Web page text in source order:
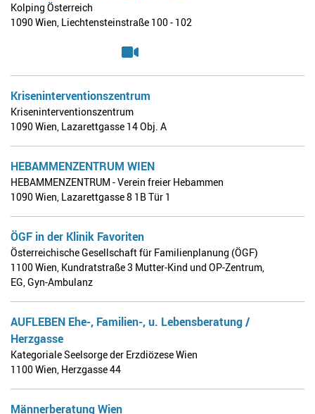
Kolping Österreich
1090 Wien, Liechtensteinstraße 100 - 102
Kriseninterventionszentrum
Kriseninterventionszentrum
1090 Wien, Lazarettgasse 14 Obj. A
HEBAMMENZENTRUM WIEN
HEBAMMENZENTRUM - Verein freier Hebammen
1090 Wien, Lazarettgasse 8 1B Tür 1
ÖGF in der Klinik Favoriten
Österreichische Gesellschaft für Familienplanung (ÖGF)
1100 Wien, Kundratstraße 3 Mutter-Kind und OP-Zentrum,
EG, Gyn-Ambulanz
AUFLEBEN Ehe-, Familien-, u. Lebensberatung /
Herzgasse
Kategoriale Seelsorge der Erzdiözese Wien
1100 Wien, Herzgasse 44
Männerberatung Wien